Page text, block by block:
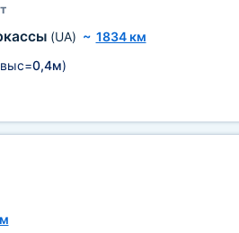
(UA) ~ 1834 км
выс=0,4м)